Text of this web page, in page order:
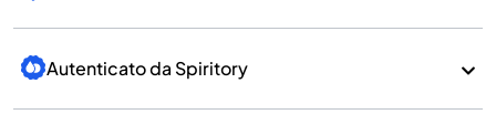
Autenticato da Spiritory